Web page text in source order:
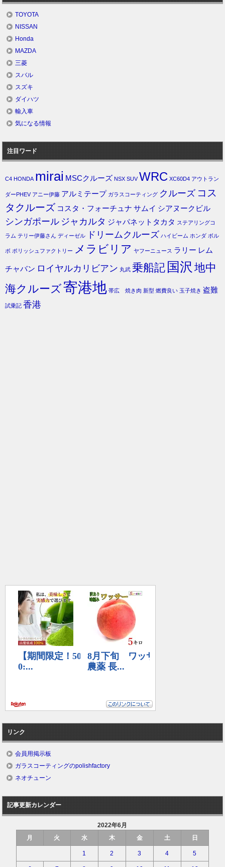
TOYOTA
NISSAN
Honda
MAZDA
三菱
スバル
スズキ
ダイハツ
輸入車
気になる情報
注目ワード
C4 HONDA mirai MSCクルーズ NSX SUV WRC XC60D4 アウトラン
ダーPHEV アニー伊藤 アルミテープ ガラスコーティング クルーズ コス
タクルーズ コスタ・フォーチュナ サムイ シアヌークビル
シンガポール ジャカルタ ジャパネットタカタ ステアリングコ
ラム テリー伊藤さん ディーゼル ドリームクルーズ ハイビーム ホンダ ボル
ボ ポリッシュファクトリー メラビリア ヤフーニュース ラリー レム
チャバン ロイヤルカリビアン 丸武 乗船記 国沢 地中
海クルーズ寄港地 帯広 焼き肉 新型 燃費良い 玉子焼き 盗難
試乗記 香港
リンク
会員用掲示板
ガラスコーティングのpolishfactory
ネオチューン
記事更新カレンダー
2022年6月
月
火 水 木 金 土 日
1 2 3 4 5